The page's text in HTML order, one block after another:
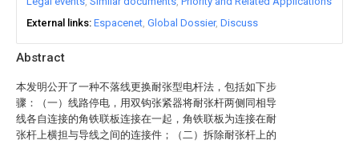
Abstract
本发明公开了一种不落线更换耐张型电杆法，包括如下步
骤：（一）线路停电，用双钩张紧器将耐张杆两侧同相导
线各自连接的角铁联板连接在一起，角铁联板为连接在耐
张杆上横担与导线之间的连接件；（二）拆除耐张杆上的
External links Espacenet Global Dossier Discuss